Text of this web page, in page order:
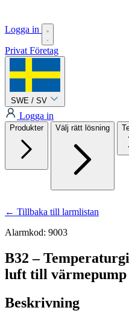
Logga in
Privat Företag
SWE / SV
Logga in
Produkter Välj rätt lösning
← Tillbaka till larmlistan
Alarmkod: 9003
B32 –
luft till värmepump
Beskrivning